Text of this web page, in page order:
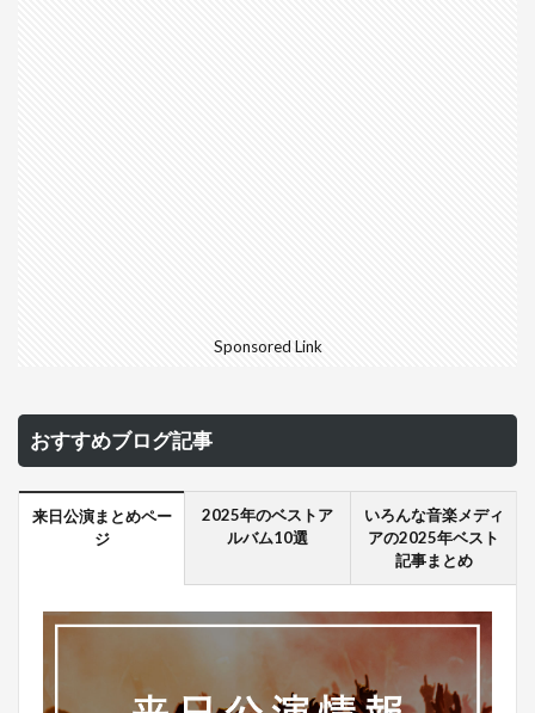
Sponsored Link
おすすめブログ記事
来日公演まとめペー
ジ
2025年のベストア
ルバム10選
いろんな音楽メディ
アの2025年ベスト
記事まとめ